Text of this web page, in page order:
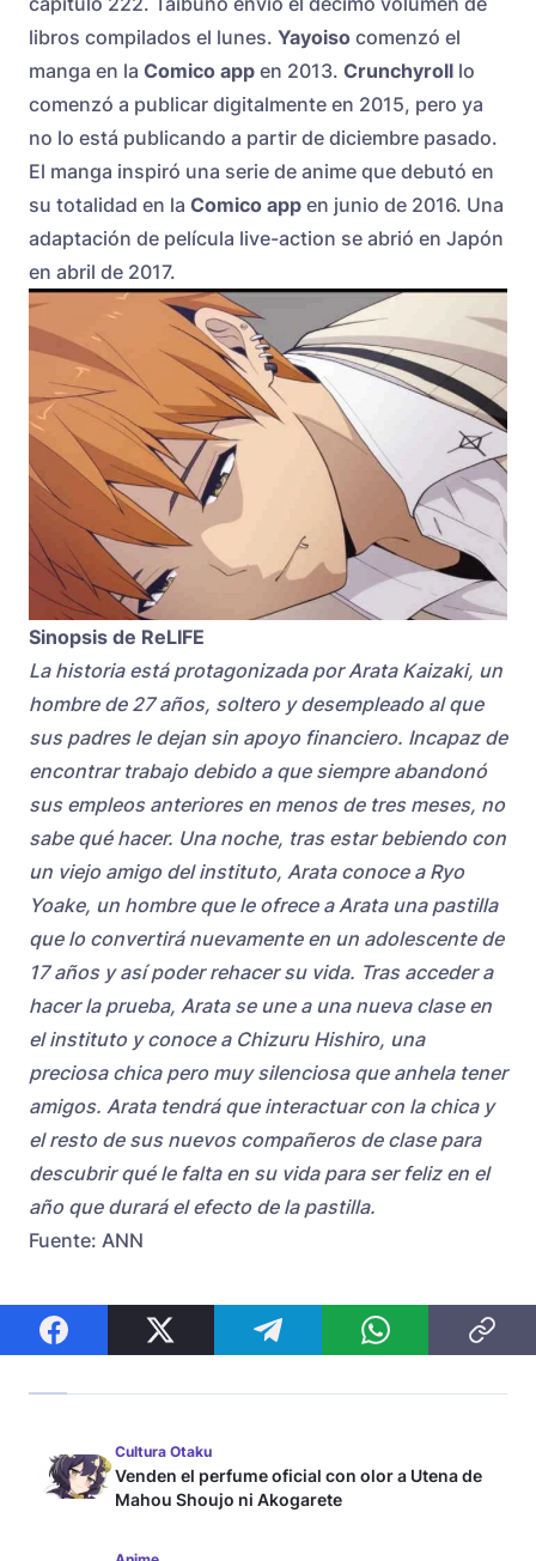
libros compilados el lunes. Yayoiso comenzó el
manga en la Comico app en 2013. Crunchyroll lo
comenzó a publicar digitalmente en 2015, pero ya
no lo está publicando a partir de diciembre pasado.
El manga inspiró una serie de anime que debutó en
su totalidad en la Comico app en junio de 2016. Una
adaptación de película live-action se abrió en Japón
en abril de 2017.
Sinopsis de ReLIFE
La historia está protagonizada por Arata Kaizaki, un
hombre de 27 años, soltero y desempleado al que
sus padres le dejan sin apoyo financiero. Incapaz de
encontrar trabajo debido a que siempre abandonó
sus empleos anteriores en menos de tres meses, no
sabe qué hacer. Una noche, tras estar bebiendo con
un viejo amigo del instituto, Arata conoce a Ryo
Yoake, un hombre que le ofrece a Arata una pastilla
que lo convertirá nuevamente en un adolescente de
17 años y así poder rehacer su vida. Tras acceder a
hacer la prueba, Arata se une a una nueva clase en
el instituto y conoce a Chizuru Hishiro, una
preciosa chica pero muy silenciosa que anhela tener
amigos. Arata tendrá que interactuar con la chica y
el resto de sus nuevos compañeros de clase para
descubrir qué le falta en su vida para ser feliz en el
año que durará el efecto de la pastilla.
Fuente: ANN
Cultura Otaku
Venden el perfume oficial con olor a Utena de
Mahou Shoujo ni Akogarete